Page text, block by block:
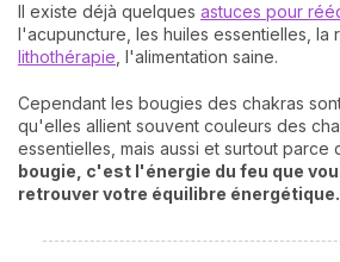
Il existe déjà quelques astuces pour
l'acupuncture, les huiles essentielles, la
lithothérapie , l'alimentation saine.
Cependant les bougies des chakras
qu'elles allient souvent couleurs des
essentielles, mais aussi et surtout parce
bougie, c'est l'énergie du feu que
retrouver votre équilibre énergétique.